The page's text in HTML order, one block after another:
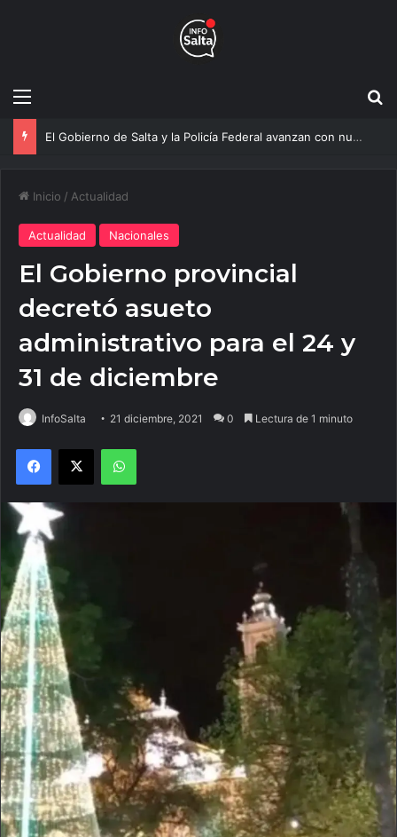
Menú
Más agua para Salta: Construyen una obra clave que mejorará el servicio a 20 mil vecinos
Inicio / Actualidad
Actualidad Nacionales
El Gobierno provincial
decretó asueto
administrativo para el 24 y
31 de diciembre
InfoSalta 21 diciembre, 2021 0 Lectura de 1 minuto
Facebook
X WhatsApp